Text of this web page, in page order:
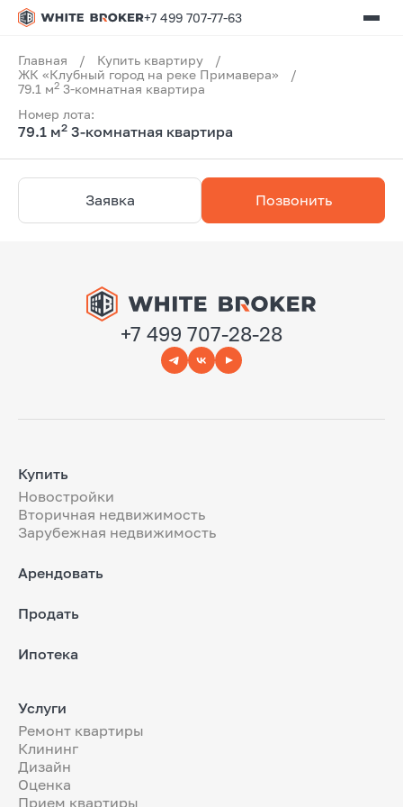
+7 499 707-77-63
Главная / Купить квартиру
/
ЖК «Клубный город на реке Примавера»
/
79.1 м2 3-комнатная квартира
Номер лота:
79.1 м2 3-комнатная квартира
Заявка Позвонить
+7 499 707-28-28
Купить
Новостройки
Вторичная недвижимость
Зарубежная недвижимость
Арендовать
Продать
Ипотека
Услуги
Ремонт квартиры
Клининг
Дизайн
Оценка
Прием квартиры